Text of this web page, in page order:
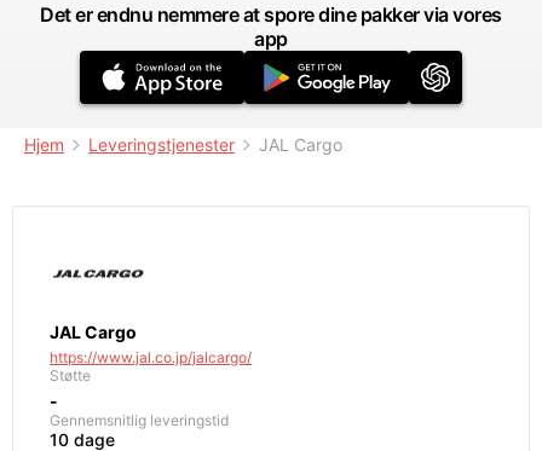
Det er endnu nemmere at spore dine pakker via vores
app
Hjem Leveringstjenester JAL Cargo
JAL Cargo
https://www.jal.co.jp/jalcargo/
Støtte
-
Gennemsnitlig leveringstid
10 dage